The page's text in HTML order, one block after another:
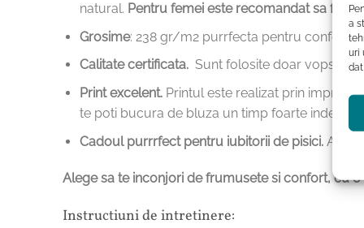
a
uri
natural. Pentru femei este recomandat sa fie
Grosime: 238 gr/m2 purrfecta pentru confort
Calitate certificata. Sunt folosite doar vopsele
Print excelent.Printul este realizat prin
te poti bucura de bluza un timp foarte
Cadoul purrrfect pentru iubitorii de pisici.
Alege sa te inconjori de frumusete si confort, cu
Instructiuni de intretinere: